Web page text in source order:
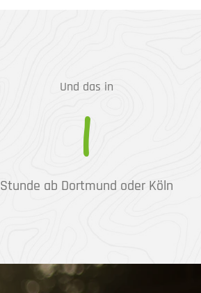
Und das in
1
Stunde ab Dortmund oder Köln